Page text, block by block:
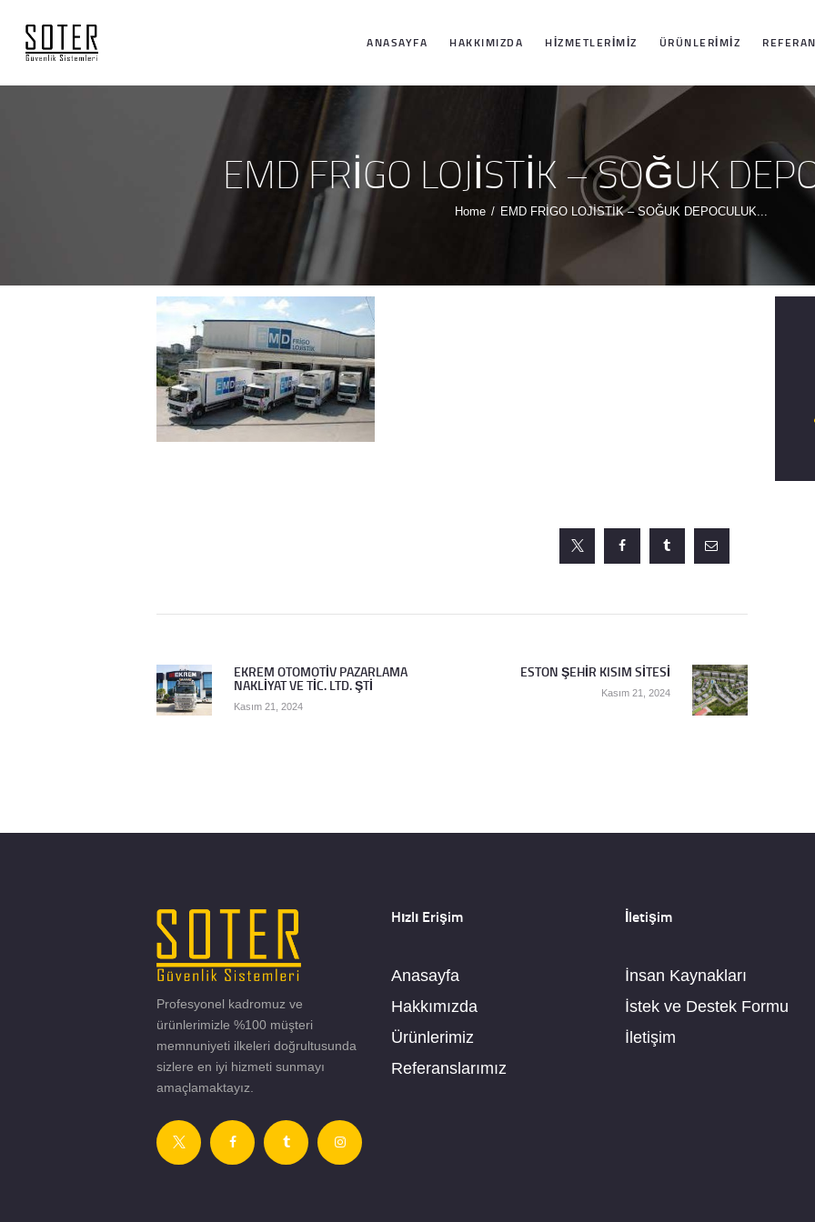
ANASAYFA HAKKIMIZDA HIZMETLERIMIZ ÜRÜNLERIMIZ
EMD FRİGO LOJİSTİK – SOĞUK
Home EMD FRİGO LOJİSTİK – SOĞUK DEPOCULUK...
ANASAYFA
HAKKIMIZDA
HIZMETLERIMIZ
ÜRÜNLERIMIZ
REFERANSLARI
gezinmesi
Previous
EKREM OTOMOTİV PAZARLAMA
NAKLİYAT VE TİC. LTD. ŞTİ
Kasım 21, 2024
Next
post:
ESTON ŞEHİR KISIM SİTESİ
Kasım 21, 2024
Profesyonel kadromuz ve
ürünlerimizle %100 müşteri
memnuniyeti ilkeleri doğrultusunda
sizlere en iyi hizmeti sunmayı
amaçlamaktayız.
Hızlı Erişim
Anasayfa
Hakkımızda
Ürünlerimiz
Referanslarımız
İletişim
İnsan Kaynakları
İstek ve Destek Formu
İletişim